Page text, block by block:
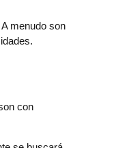
A menudo son
con